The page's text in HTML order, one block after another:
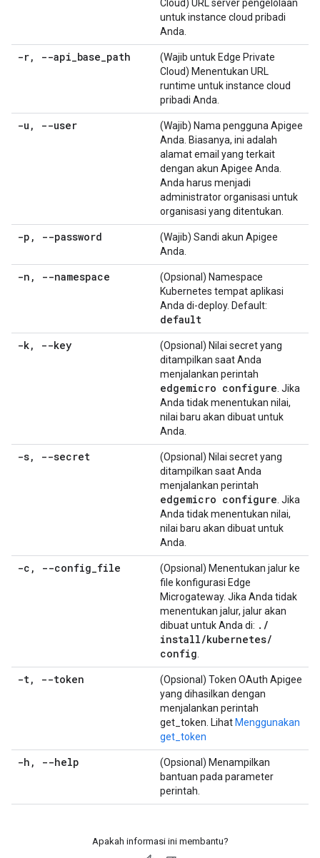
Cloud) URL server pengelolaan
untuk instance cloud pribadi
Anda.
-r, --api_base_path
(Wajib untuk Edge Private
Cloud) Menentukan URL
runtime untuk instance cloud
pribadi Anda.
-u , --user
(Wajib) Nama pengguna Apigee
Anda. Biasanya, ini adalah
alamat email yang terkait
dengan akun Apigee Anda.
Anda harus menjadi
administrator organisasi untuk
organisasi yang ditentukan.
-p , --password
(Wajib) Sandi akun Apigee
Anda.
-n , --namespace
(Opsional) Namespace
Kubernetes tempat aplikasi
Anda di-deploy. Default:
default
-k, --key
(Opsional) Nilai secret yang
ditampilkan saat Anda
menjalankan perintah
edgemicro configure . Jika
Anda tidak menentukan nilai,
nilai baru akan dibuat untuk
Anda.
-s, --secret
(Opsional) Nilai secret yang
ditampilkan saat Anda
menjalankan perintah
edgemicro configure . Jika
Anda tidak menentukan nilai,
nilai baru akan dibuat untuk
Anda.
-c , --config_file
(Opsional) Menentukan jalur ke
file konfigurasi Edge
Microgateway. Jika Anda tidak
menentukan jalur, jalur akan
dibuat untuk Anda di: . /
install/kubernetes/
config
-t, --token
(Opsional) Token OAuth Apigee
yang dihasilkan dengan
menjalankan perintah
get_token. Lihat Menggunakan
get_token
-h , --help
(Opsional) Menampilkan
bantuan pada parameter
perintah.
Apakah informasi ini membantu?